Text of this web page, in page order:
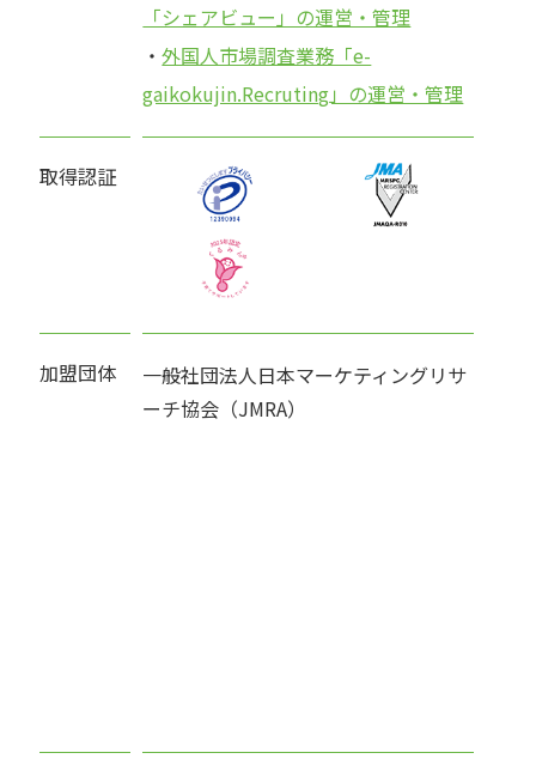
「シェアビュー」の運営・管理
・外国人市場調査業務「e-
gaikokujin.Recruting」の運営・管理
取得認証
加盟団体
一般社団法人日本マーケティングリサ
ーチ協会（JMRA）